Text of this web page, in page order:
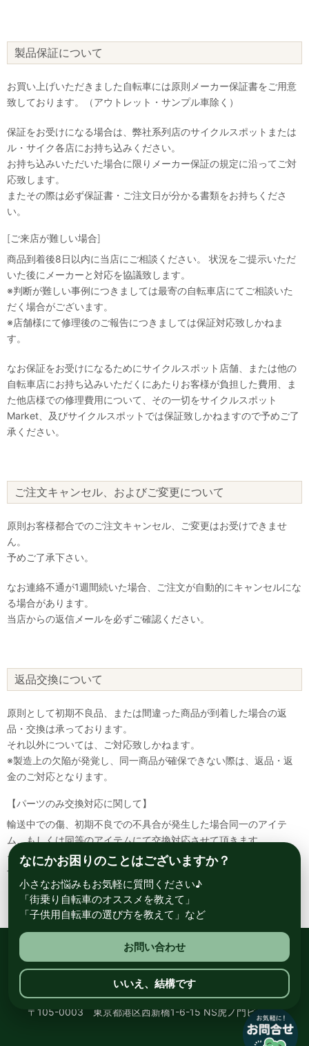
製品保証について
お買い上げいただきました自転車には原則メーカー保証書をご用意
致しております。（アウトレット・サンプル車除く）
保証をお受けになる場合は、弊社系列店のサイクルスポットまたは
ル・サイク各店にお持ち込みください。
お持ち込みいただいた場合に限りメーカー保証の規定に沿ってご対
応致します。
またその際は必ず保証書・ご注文日が分かる書類をお持ちくださ
い。
[ご来店が難しい場合]
商品到着後8日以内に当店にご相談ください。 状況をご提示いただ
いた後にメーカーと対応を協議致します。
※判断が難しい事例につきましては最寄の自転車店にてご相談いた
だく場合がございます。
※店舗様にて修理後のご報告につきましては保証対応致しかねま
す。
なお保証をお受けになるためにサイクルスポット店舗、または他の
自転車店にお持ち込みいただくにあたりお客様が負担した費用、ま
た他店様での修理費用について、その一切をサイクルスポット
Market、及びサイクルスポットでは保証致しかねますので予めご了
承ください。
ご注文キャンセル、およびご変更について
原則お客様都合でのご注文キャンセル、ご変更はお受けできませ
ん。
予めご了承下さい。
なお連絡不通が1週間続いた場合、ご注文が自動的にキャンセルにな
る場合があります。
当店からの返信メールを必ずご確認ください。
返品交換について
原則として初期不良品、または間違った商品が到着した場合の返
品・交換は承っております。
それ以外については、ご対応致しかねます。
※製造上の欠陥が発覚し、同一商品が確保できない際は、返品・返
金のご対応となります。
【パーツのみ交換対応に関して】
輸送中での傷、初期不良での不具合が発生した場合同一のアイテ
ム、もしくは同等のアイテムにて交換対応させて頂きます。
その場合該当部品を着払いにて返送して頂く必要が御座いますので
予めご了承ください。
総合自転車専門店 サイクルスポット ル・サイク
〒105-0003 東京都港区西新橋1-6-15 NS虎ノ門ビル8階
なにかお困りのことはございますか？
小さなお悩みもお気軽に質問ください♪
「街乗り自転車のオススメを教えて」
「子供用自転車の選び方を教えて」など
お問い合わせ
いいえ、結構です